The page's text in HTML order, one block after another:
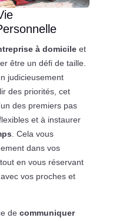
à domicileet
être un défi de taille.
judicieusement
des priorités, cet
des premiers pas
et à instaurer
. Cela vous
dans vos
en vous réservant
vos proches et
de communiquer